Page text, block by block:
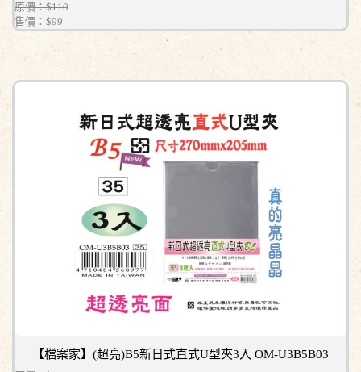
原價：$110
售價： $99
【檔案家】(超亮)B5新日式直式U型夾3入 OM-U3B5B03